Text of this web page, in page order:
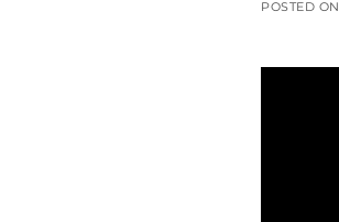
POSTED ON